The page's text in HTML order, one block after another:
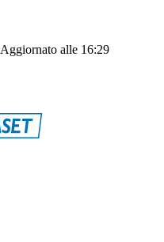
Aggiornato alle 16:29